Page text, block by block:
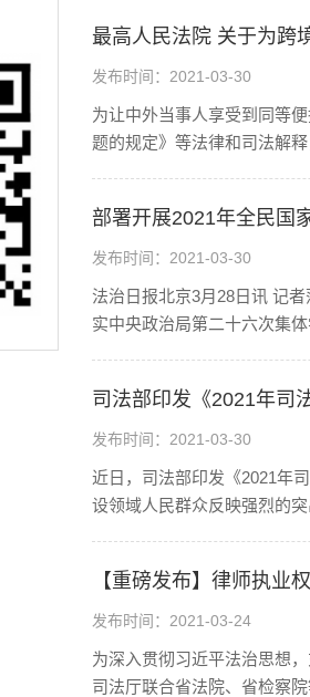
最高人民法院 关于为跨
发布时间：2021-03-30
为让中外当事人享受到同等
题的规定》等法律和司法解
部署开展2021年全民国
发布时间：2021-03-30
法治日报北京3月28日讯 记
实中央政治局第二十六次集
司法部印发《2021年司
发布时间：2021-03-30
近日，司法部印发《2021年
设领域人民群众反映强烈的
【重磅发布】律师执业
发布时间：2021-03-24
为深入贯彻习近平法治思想
司法厅联合省法院、省检察